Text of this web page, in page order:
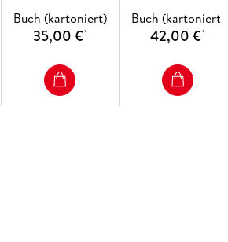
Buch (kartoniert)
35,00 €*
Buch (kartoniert)
42,00 €*